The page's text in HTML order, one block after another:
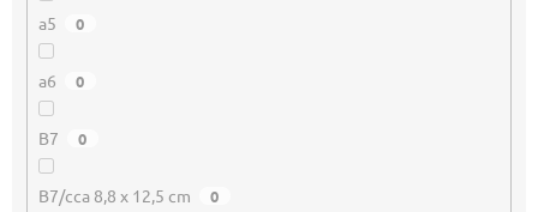
a5 0
a6 0
B7 0
B7/cca 8,8 x 12,5 cm 0